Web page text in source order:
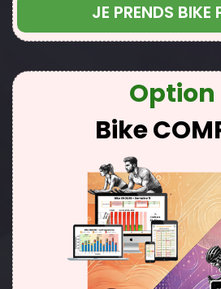
JE PRENDS BIKE
Option
Bike